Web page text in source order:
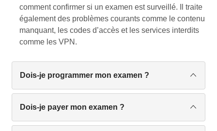
comment confirmer si un examen est surveillé. Il traite
également des problèmes courants comme le contenu
manquant, les codes d’accès et les services interdits
comme les VPN.
Dois-je programmer mon examen ?
Non, sauf indication contraire de votre
administrateur d’examen, vous pouvez passer à
Dois-je payer mon examen ?
Certaines institutions exigent que les candidats